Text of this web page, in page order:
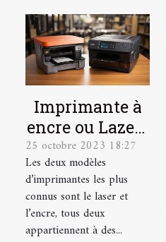
Imprimante à
encre ou Lazer :
laquelle
choisir ?
25 octobre 2023 18:27
Les deux modèles
d’imprimantes les plus
connus sont le laser et
l’encre, tous deux
appartiennent à des...